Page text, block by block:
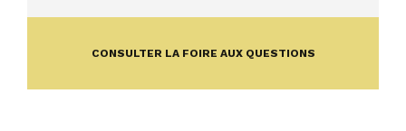
CONSULTER LA FOIRE AUX QUESTIONS